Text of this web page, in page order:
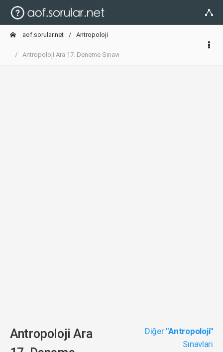
aof.sorular.net Antropoloji
Antropoloji Ara 17. Deneme Sınavı
Antropoloji Ara
Diğer "Antropoloji"
Sınavları